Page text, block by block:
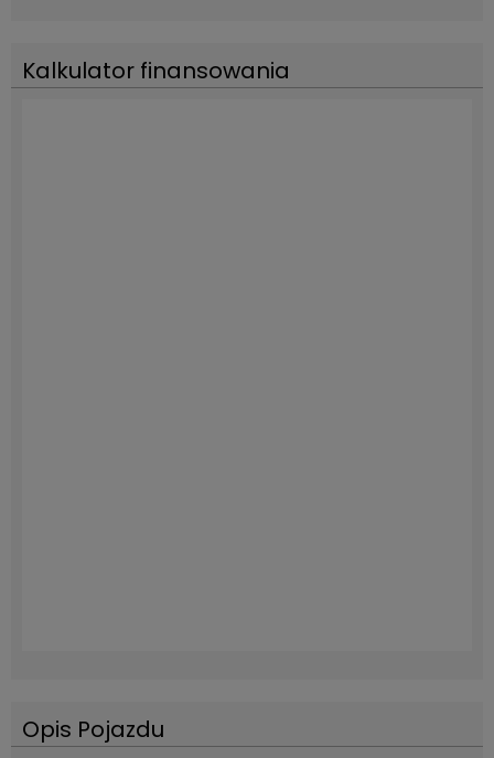
Kalkulator finansowania
Opis Pojazdu